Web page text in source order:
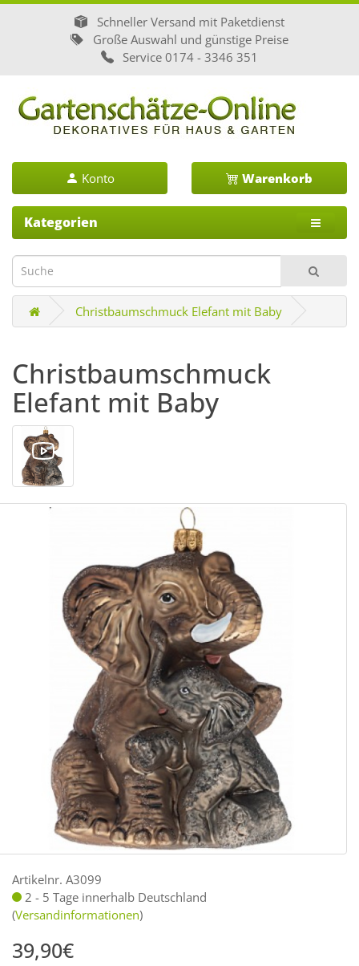
Schneller Versand mit Paketdienst
Große Auswahl und günstige Preise
Service0174 - 3346 351
Konto Warenkorb
Kategorien
Christbaumschmuck Elefant mit Baby
Christbaumschmuck
Elefant mit Baby
Artikelnr. A3099
2 - 5 Tage innerhalb Deutschland
(Versandinformationen)
39,90€